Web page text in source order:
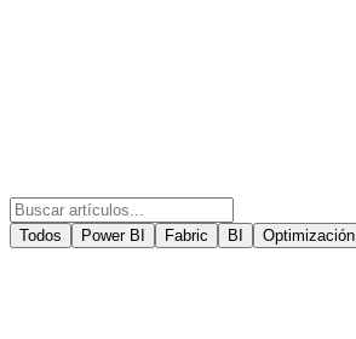
Todos Power BI Fabric BI Optimización